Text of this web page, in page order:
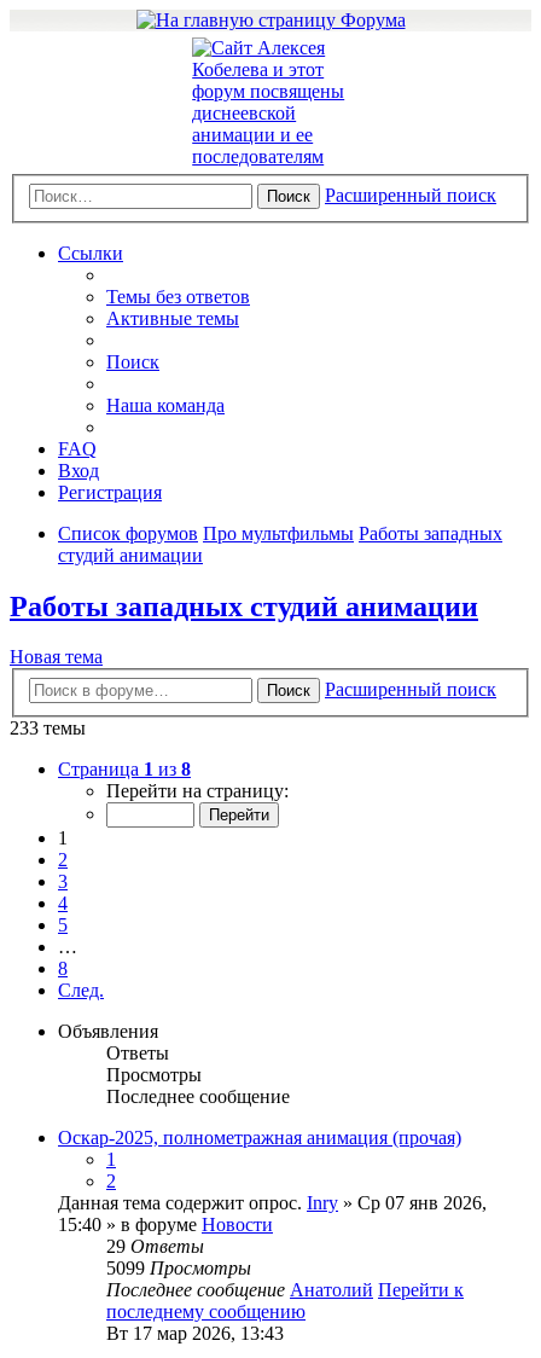
Поиск Расширенный поиск
Ссылки
Темы без ответов
Активные темы
Поиск
Наша команда
FAQ
Вход
Регистрация
Список форумов Про мультфильмы Работы западных
студий анимации
Работы западных студий анимации
Новая тема
Поиск
Расширенный поиск
233 темы
Страница 1 из 8
Перейти на страницу:
1
2
3
4
5
…
8
След.
Объявления
Ответы
Просмотры
Последнее сообщение
Оскар-2025, полнометражная анимация (прочая)
1
2
Данная тема содержит опрос. Inry » Ср 07 янв 2026,
15:40 » в форуме Новости
29 Ответы
5099 Просмотры
Последнее сообщение Анатолий Перейти к
последнему сообщению
Вт 17 мар 2026, 13:43